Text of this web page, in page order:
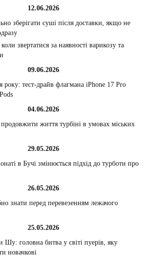
12.06.2026
зберігати суші після доставки, якщо не
звертатися за наявності варикозу та
09.06.2026
року: тест-драйв флагмана iPhone 17 Pro
04.06.2026
життя турбіні в умовах міських
29.05.2026
в Бучі змінюється підхід до турботи про
26.05.2026
знати перед перевезенням лежачого
25.05.2026
головна битва у світі пуерів, яку
новачкові